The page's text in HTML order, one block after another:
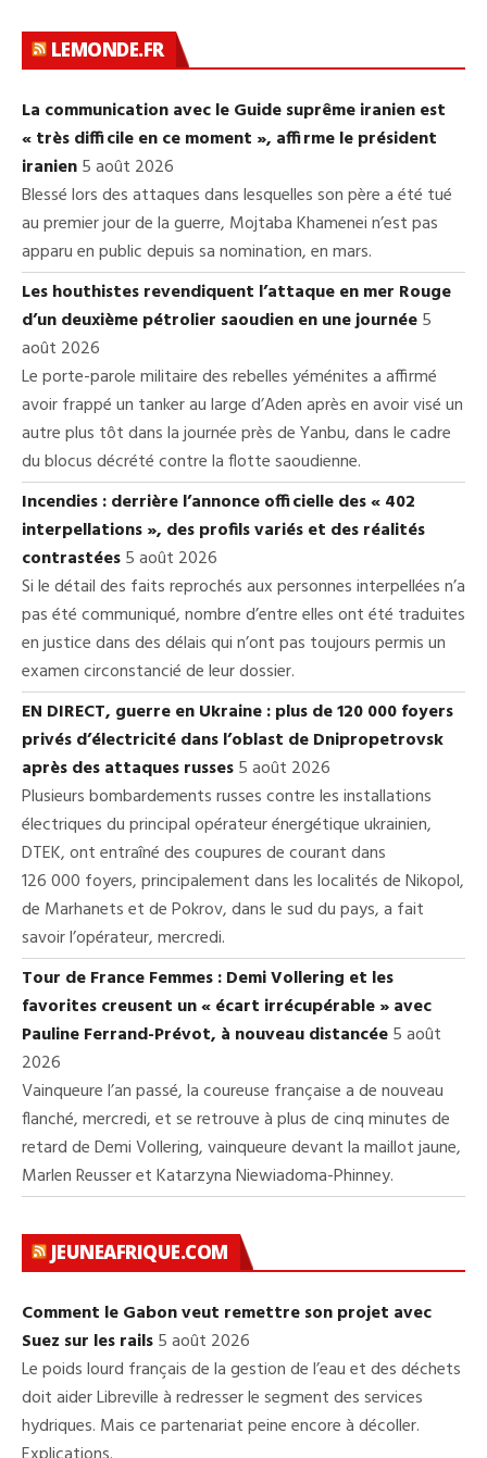
LEMONDE.FR
La communication avec le Guide suprême iranien est
« très difficile en ce moment », affirme le président
iranien5 août 2026
Blessé lors des attaques dans lesquelles son père a été tué
au premier jour de la guerre, Mojtaba Khamenei n’est pas
apparu en public depuis sa nomination, en mars.
Les houthistes revendiquent l’attaque en mer Rouge
d’un deuxième pétrolier saoudien en une journée5
août 2026
Le porte-parole militaire des rebelles yéménites a affirmé
avoir frappé un tanker au large d’Aden après en avoir visé un
autre plus tôt dans la journée près de Yanbu, dans le cadre
du blocus décrété contre la flotte saoudienne.
Incendies : derrière l’annonce officielle des « 402
interpellations », des profils variés et des réalités
contrastées5 août 2026
Si le détail des faits reprochés aux personnes interpellées n’a
pas été communiqué, nombre d’entre elles ont été traduites
en justice dans des délais qui n’ont pas toujours permis un
examen circonstancié de leur dossier.
EN DIRECT, guerre en Ukraine : plus de 120 000 foyers
privés d’électricité dans l’oblast de Dnipropetrovsk
après des attaques russes5 août 2026
Plusieurs bombardements russes contre les installations
électriques du principal opérateur énergétique ukrainien,
DTEK, ont entraîné des coupures de courant dans
126 000 foyers, principalement dans les localités de Nikopol,
de Marhanets et de Pokrov, dans le sud du pays, a fait
savoir l’opérateur, mercredi.
Tour de France Femmes : Demi Vollering et les
favorites creusent un « écart irrécupérable » avec
Pauline Ferrand-Prévot, à nouveau distancée5 août
2026
Vainqueure l’an passé, la coureuse française a de nouveau
flanché, mercredi, et se retrouve à plus de cinq minutes de
retard de Demi Vollering, vainqueure devant la maillot jaune,
Marlen Reusser et Katarzyna Niewiadoma-Phinney.
JEUNEAFRIQUE.COM
Comment le Gabon veut remettre son projet avec
Suez sur les rails5 août 2026
Le poids lourd français de la gestion de l’eau et des déchets
doit aider Libreville à redresser le segment des services
hydriques. Mais ce partenariat peine encore à décoller.